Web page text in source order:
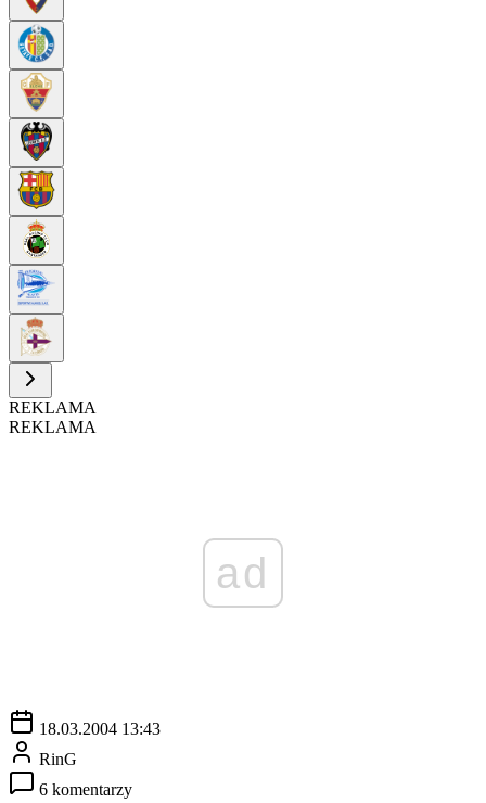
REKLAMA
REKLAMA
ad
18.03.2004 13:43
RinG
6 komentarzy